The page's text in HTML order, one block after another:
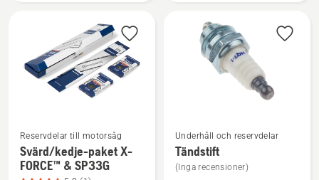
mer
information
om
Reservdelar till motorsåg
Svärd/kedje-paket X-
FORCE™ & SP33G
mer
information
om
Underhåll och reservdelar
Tändstift
(Inga recensioner)